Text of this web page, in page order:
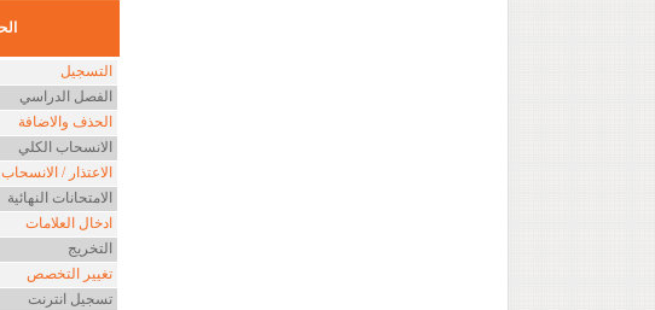
التسجيل
الفصل الدراسي
الحذف والاضافة
الانسحاب الكلي
الاعتذار /
الامتحانات النهائية
ادخال العلامات
التخريج
تغيير التخصص
تسجيل انترنت